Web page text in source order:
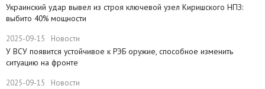
​Украинский удар вывел из строя ключевой узел Киришского НПЗ:
выбито 40% мощности
2025-09-15 Новости
У ВСУ появится устойчивое к РЭБ оружие, способное изменить
ситуацию на фронте
2025-09-15 Новости